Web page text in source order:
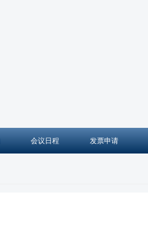
会议日程 发票申请